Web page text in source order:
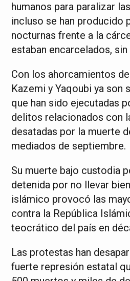
humanos para paralizar
incluso se han producido
nocturnas frente a la
estaban encarcelados,
Con los ahorcamientos
Kazemi y Yaqoubi ya son
que han sido ejecutadas
delitos relacionados con
desatadas por la muerte
mediados de septiembre.
Su muerte bajo custodia
detenida por no llevar
islámico provocó las
contra la República
teocrático del país en
Las protestas han
fuerte represión estatal